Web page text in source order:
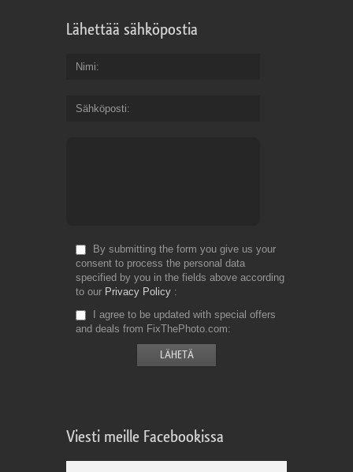
Lähettää sähköpostia
Nimi
Sähköposti
By submitting the form you give us your
consent to process the personal data
specified by you in the fields above according
to our Privacy Policy
I agree to be updated with special offers
and deals from FixThePhoto.com
Viesti meille Facebookissa